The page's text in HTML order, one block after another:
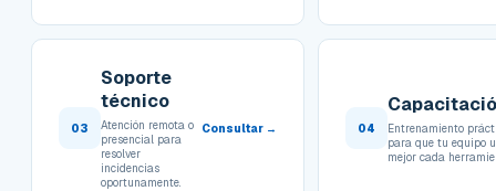
03
Soporte
técnico
Atención remota o
presencial para
resolver
incidencias
oportunamente.
Consultar → 04
Entrenamiento
para que tu equipo
mejor cada